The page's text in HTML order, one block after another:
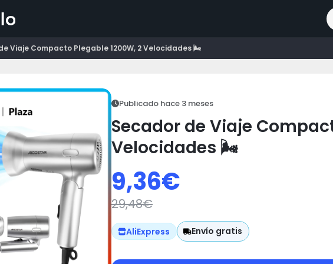
Viaje Compacto Plegable 1200W, 2 Velocidades 🌬️
Publicado hace 3 meses
Secador de Viaje
Velocidades 🌬️
9,36€
29,48€
AliExpress Envío gratis